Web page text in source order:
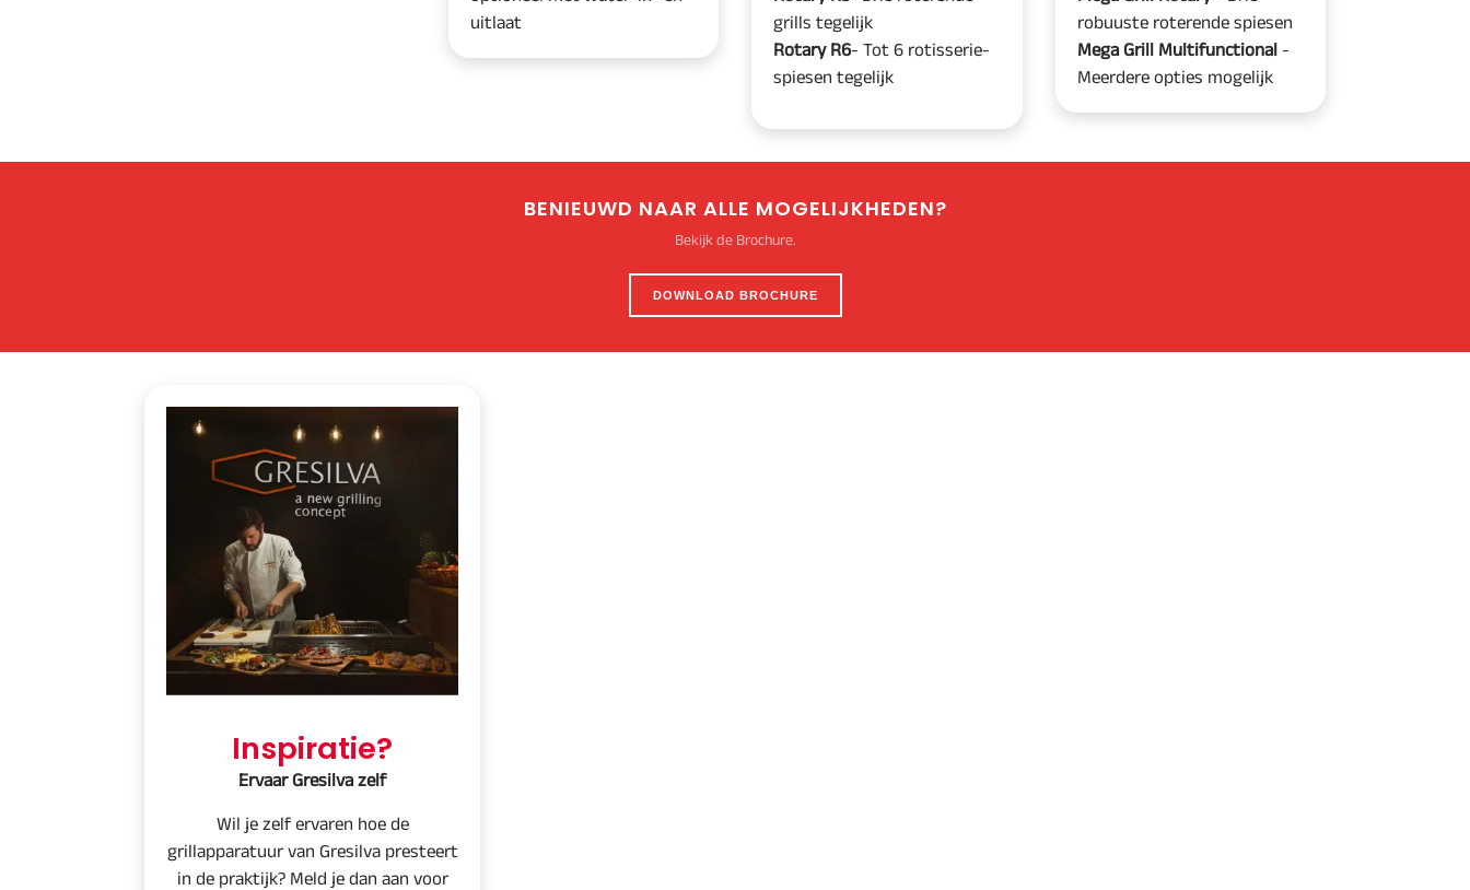
uitlaat
grills tegelijk
Rotary R6- Tot 6 rotisserie-
spiesen tegelijk
robuuste roterende spiesen
Mega Grill Multifunctional-
Meerdere opties mogelijk
BENIEUWD NAAR ALLE MOGELIJKHEDEN?
Bekijk de Brochure.
DOWNLOAD BROCHURE
Inspiratie?
Ervaar Gresilva zelf
Wil je zelf ervaren hoe de
grillapparatuur van Gresilva presteert
in de praktijk? Meld je dan aan voor